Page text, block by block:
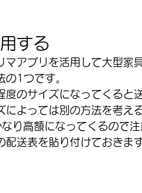
する
マアプリを活用して大型家
の1つです。
度のサイズになってくると
よっては別の方法を考え
り高額になってくるので注
配送表を貼り付けておきま